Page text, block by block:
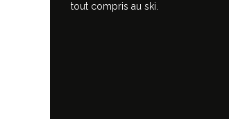
tout compris au ski.